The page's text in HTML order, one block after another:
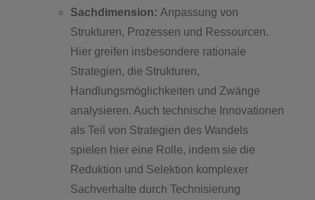
Sachdimension: Anpassung von
Strukturen, Prozessen und Ressourcen.
Hier greifen insbesondere rationale
Strategien, die Strukturen,
Handlungsmöglichkeiten und Zwänge
analysieren. Auch technische Innovationen
als Teil von Strategien des Wandels
spielen hier eine Rolle, indem sie die
Reduktion und Selektion komplexer
Sachverhalte durch Technisierung